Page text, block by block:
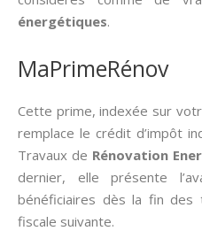
énergétiques.
MaPrimeRénov
Cette prime, indexée sur
remplace le crédit d’impôt
Travaux de Rénovation
dernier, elle présente
bénéficiaires dès la fin des
fiscale suivante.